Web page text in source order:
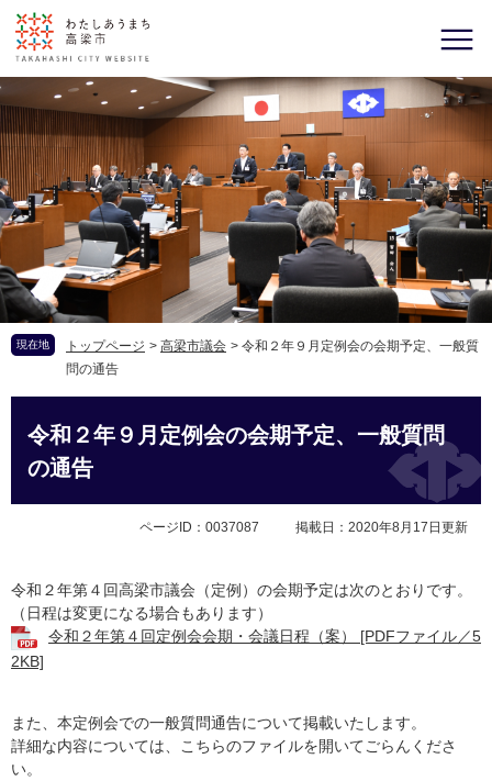
現在地 トップページ > 高梁市議会 > 令和２年９月定例会の会期予定、一般質
問の通告
令和２年９月定例会の会期予定、一般質問
の通告
ページID：0037087 掲載日：2020年8月17日更新
令和２年第４回高梁市議会（定例）の会期予定は次のとおりです。
（日程は変更になる場合もあります）
令和２年第４回定例会会期・会議日程（案） [PDFファイル／5
2KB]
また、本定例会での一般質問通告について掲載いたします。
詳細な内容については、こちらのファイルを開いてごらんくださ
い。